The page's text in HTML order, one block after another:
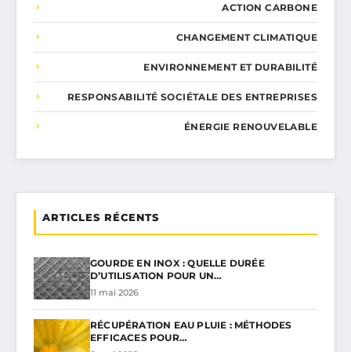
ACTION CARBONE
CHANGEMENT CLIMATIQUE
ENVIRONNEMENT ET DURABILITÉ
RESPONSABILITÉ SOCIÉTALE DES ENTREPRISES
ÉNERGIE RENOUVELABLE
ARTICLES RÉCENTS
GOURDE EN INOX : QUELLE DURÉE
D’UTILISATION POUR UN…
11 mai 2026
RÉCUPÉRATION EAU PLUIE : MÉTHODES
EFFICACES POUR…